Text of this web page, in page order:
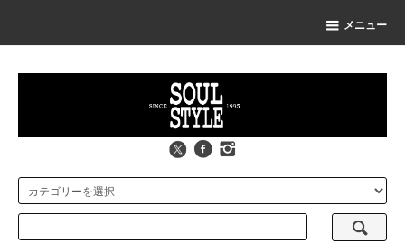
メニュー